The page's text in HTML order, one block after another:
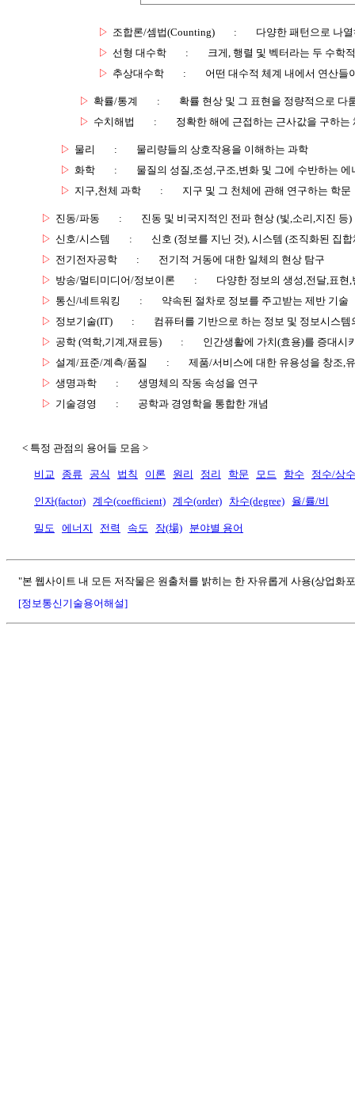
▷ 조합론/셈법(Counting) :
다양한 패턴으로 나
▷ 선형 대수학 :
크게, 행렬 및 벡터라는 두 수학
▷ 추상대수학 : 어떤 대수적 체계 내에서 연산들
▷ 확률/통계 :
확률 현상 및 그 표현을 정량적으로 다
▷ 수치해법 : 정확한 해에 근접하는 근사값을 구하는
▷ 물리 :
물리량들의 상호작용을 이해하는 과학
▷ 화학 :
물질의 성질,조성,구조,변화 및 그에 수반하는
▷ 지구,천체 과학 : 지구 및 그 천체에 관해 연구하는 학문
▷ 진동/파동 :
진동 및 비국지적인 전파 현상 (빛,소리,지진 등)
▷ 신호/시스템 :
신호 (정보를 지닌 것), 시스템 (조직화된 집합
▷ 전기전자공학 :
전기적 거동에 대한 일체의 현상 탐구
▷ 방송/멀티미디어/정보이론 :
다양한 정보의 생성,전달,표현
▷ 통신/네트워킹 :
약속된 절차로 정보를 주고받는 제반 기술
▷ 정보기술(IT) :
컴퓨터를 기반으로 하는 정보 및 정보시스템
▷ 공학 (역학,기계,재료등) :
인간생활에 가치(효용)를 증대시
▷ 설계/표준/계측/품질 :
제품/서비스에 대한 유용성을 창조,
▷ 생명과학 :
생명체의 작동 속성을 연구
▷ 기술경영 : 공학과 경영학을 통합한 개념
< 특정 관점의 용어들 모음 >
비교 종류 공식 법칙 이론 원리 정리 학문 모드 함수 정수/상수
인자(factor) 계수(coefficient) 계수(order) 차수(degree) 율/률/비
밀도 에너지 전력 속도 장(場) 분야별 용어
"본 웹사이트 내 모든 저작물은 원출처를 밝히는 한 자유롭게 사용(상업화
[정보통신기술용어해설]